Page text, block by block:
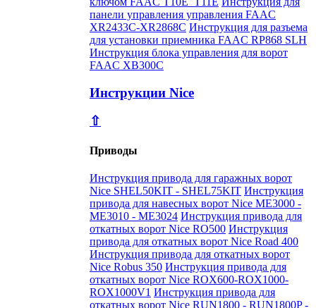
панели управления управления FAAC
XR2433C-XR2868C Инструкция для разъема
для установки приемника FAAC RP868 SLH
Инструкция блока управления для ворот
FAAC XB300C
Инструкции Nice
⇧
Приводы
Инструкция привода для гаражных ворот
Nice SHEL50KIT - SHEL75KIT Инструкция
привода для навесных ворот Nice ME3000 -
ME3010 - ME3024 Инструкция привода для
откатных ворот Nice RO500 Инструкция
привода для откатных ворот Nice Road 400
Инструкция привода для откатных ворот
Nice Robus 350 Инструкция привода для
откатных ворот Nice ROX600-ROX1000-
ROX1000V1 Инструкция привода для
откатных ворот Nice RUN1800 - RUN1800P -